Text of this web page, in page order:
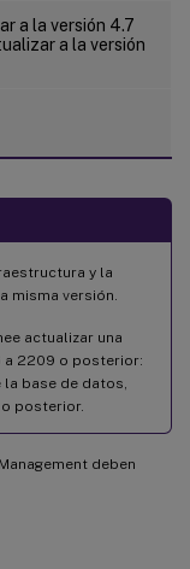
a la versión 4.7
a la versión
y la
misma versión.
actualizar una
a 2209 o posterior:
base de datos,
posterior.
deben